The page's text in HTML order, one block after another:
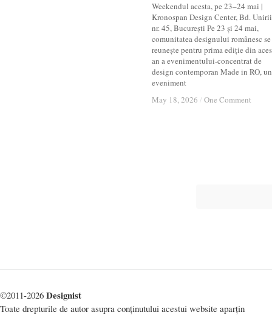
Weekendul acesta, pe 23–24 mai |
Kronospan Design Center, Bd. Unirii
nr. 45, București Pe 23 și 24 mai,
comunitatea designului românesc se
reunește pentru prima ediție din
an a evenimentului-concentrat de
design contemporan Made in RO, un
eveniment
May 18, 2026 / One Comment
May 18, 2026 / One Comment
©2011-2026 Designist
Toate drepturile de autor asupra conținutului acestui website aparțin